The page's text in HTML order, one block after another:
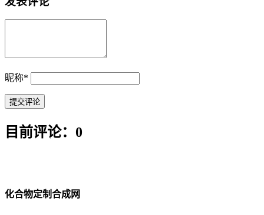
昵称*
目前评论：0
化合物定制合成网